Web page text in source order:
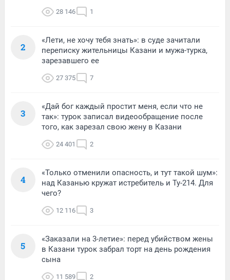
28 146 1
2
«Лети, не хочу тебя знать»: в суде зачитали
переписку жительницы Казани и мужа-турка,
зарезавшего ее
27 375 7
3
«Дай бог каждый простит меня, если что не
так»: турок записал видеообращение после
того, как зарезал свою жену в Казани
24 401 2
4
«Только отменили опасность, и тут такой шум»:
над Казанью кружат истребитель и Ту-214. Для
чего?
12 116 3
5
«Заказали на 3-летие»: перед убийством жены
в Казани турок забрал торт на день рождения
сына
11 589 2